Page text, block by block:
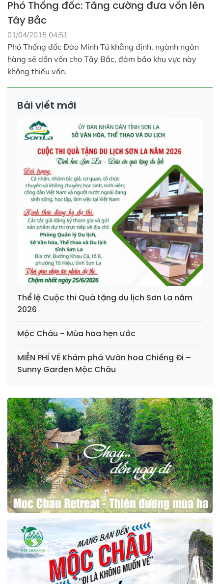
Phó Thống đốc: Tăng cường đưa vốn lên
Tây Bắc
01/04/2015 04:51
Phó Thống đốc Đào Minh Tú khẳng định, ngành ngân
hàng sẽ dồn vốn cho Tây Bắc, đảm bảo khu vực này
không thiếu vốn.
Bài viết mới
Thể lệ Cuộc thi Quà tặng du lịch Sơn La năm
2026
Mộc Châu - Mùa hoa hẹn ước
MIỄN PHÍ VÉ Khám phá Vườn hoa Chiềng Đi –
Sunny Garden Mộc Châu